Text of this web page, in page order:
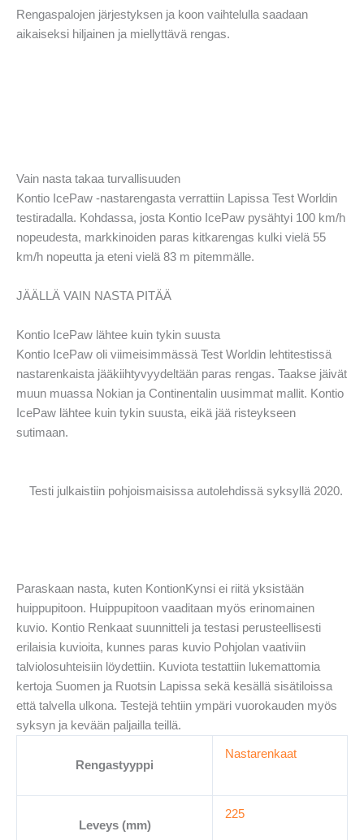
Rengaspalojen järjestyksen ja koon vaihtelulla saadaan
aikaiseksi hiljainen ja miellyttävä rengas.
Vain nasta takaa turvallisuuden
Kontio IcePaw -nastarengasta verrattiin Lapissa Test Worldin
testiradalla. Kohdassa, josta Kontio IcePaw pysähtyi 100 km/h
nopeudesta, markkinoiden paras kitkarengas kulki vielä 55
km/h nopeutta ja eteni vielä 83 m pitemmälle.
JÄÄLLÄ VAIN NASTA PITÄÄ
Kontio IcePaw lähtee kuin tykin suusta
Kontio IcePaw oli viimeisimmässä Test Worldin lehtitestissä
nastarenkaista jääkiihtyvyydeltään paras rengas. Taakse jäivät
muun muassa Nokian ja Continentalin uusimmat mallit. Kontio
IcePaw lähtee kuin tykin suusta, eikä jää risteykseen
sutimaan.
Testi julkaistiin pohjoismaisissa autolehdissä syksyllä 2020.
Paraskaan nasta, kuten KontionKynsi ei riitä yksistään
huippupitoon. Huippupitoon vaaditaan myös erinomainen
kuvio. Kontio Renkaat suunnitteli ja testasi perusteellisesti
erilaisia kuvioita, kunnes paras kuvio Pohjolan vaativiin
talviolosuhteisiin löydettiin. Kuviota testattiin lukemattomia
kertoja Suomen ja Ruotsin Lapissa sekä kesällä sisätiloissa
että talvella ulkona. Testejä tehtiin ympäri vuorokauden myös
syksyn ja kevään paljailla teillä.
Rengastyyppi
Nastarenkaat
Leveys (mm)
225